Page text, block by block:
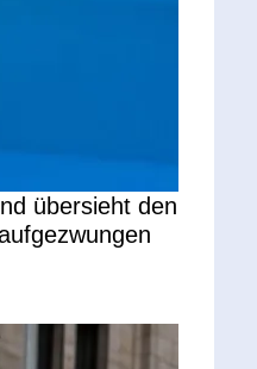
übersieht den